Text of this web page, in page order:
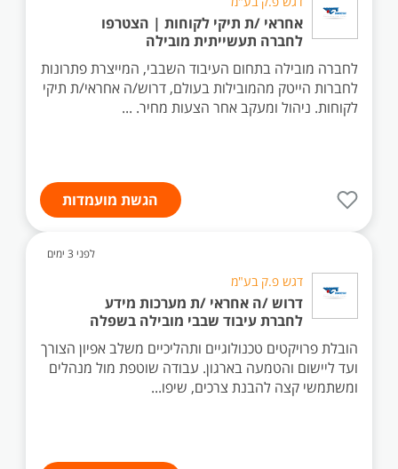
אחראי /ת תיקי לקוחות | הצטרפו
לחברה תעשייתית מובילה
לחברה מובילה בתחום העיבוד השבבי, המייצרת פתרונות
לחברות הייטק מהמובילות בעולם, דרוש/ה אחראי/ת תיקי
לקוחות. ניהול ומעקב אחר הצעות מחיר. ...
הגשת מועמדות
לפני 3 ימים
דגש פ.ק בע"מ
דרוש /ה אחראי /ת מערכות מידע
לחברת עיבוד שבבי מובילה בשפלה
הובלת פרויקטים טכנולוגיים ותהליכיים משלב אפיון הצורך
ועד ליישום והטמעה בארגון. עבודה שוטפת מול מנהלים
ומשתמשי קצה להבנת צרכים, שיפו...